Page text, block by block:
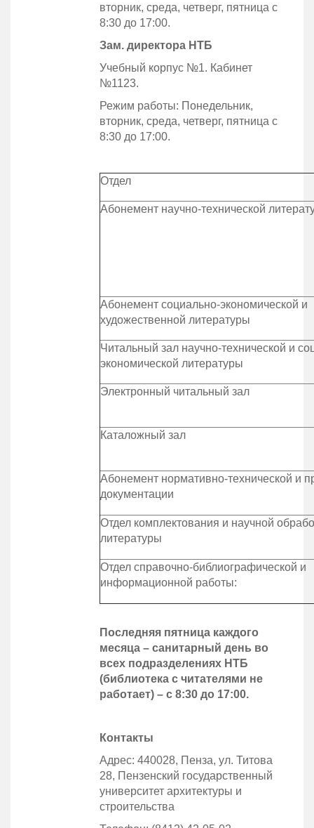
вторник, среда, четверг, пятница с
8:30 до 17:00.
Зам. директора НТБ
Учебный корпус №1. Кабинет
№1123.
Режим работы: Понедельник,
вторник, среда, четверг, пятница с
8:30 до 17:00.
Отдел
Абонемент научно-технической
Абонемент социально-экономической и
художественной литературы
Читальный зал научно-технической и
экономической литературы
Электронный читальный зал
Каталожный зал
Абонемент нормативно-технической и
документации
Отдел комплектования и научной
литературы
Отдел справочно-библиографической и
информационной работы:
Последняя пятница каждого
месяца – санитарный день во
всех подразделениях НТБ
(библиотека с читателями не
работает) – с 8:30 до 17:00.
Контакты
Адрес: 440028, Пенза, ул. Титова
28, Пензенский государственный
университет архитектуры и
строительства